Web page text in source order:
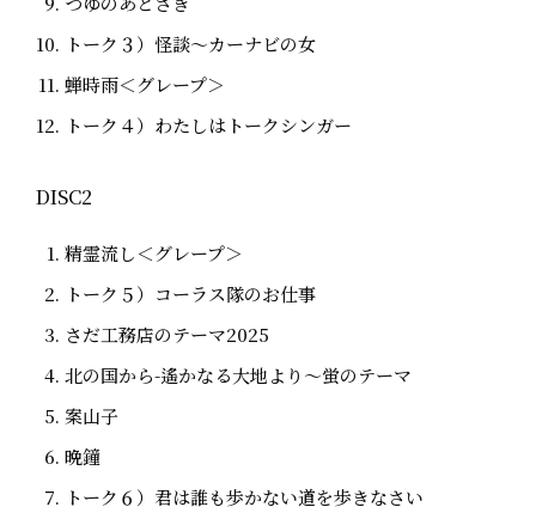
トーク３）怪談〜カーナビの女
蝉時雨＜グレープ＞
トーク４）わたしはトークシンガー
DISC2
精霊流し＜グレープ＞
トーク５）コーラス隊のお仕事
さだ工務店のテーマ2025
北の国から-遙かなる大地より〜蛍のテーマ
案山子
晩鐘
トーク６）君は誰も歩かない道を歩きなさい